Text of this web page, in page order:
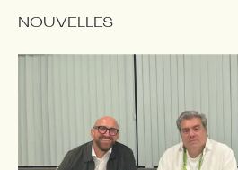
NOUVELLES